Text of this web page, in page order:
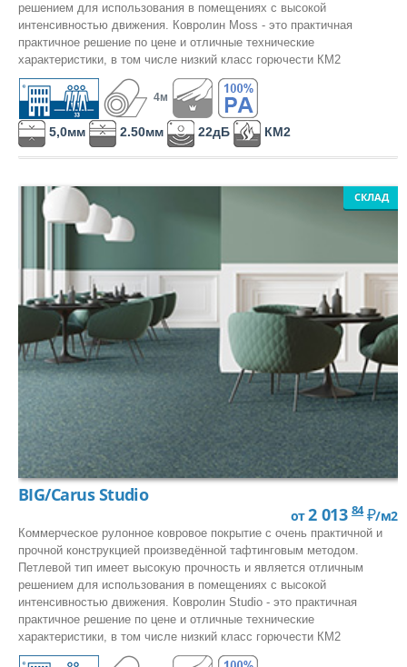
решением для использования в помещениях с высокой
интенсивностью движения. Ковролин Moss - это практичная
практичное решение по цене и отличные технические
характеристики, в том числе низкий класс горючести КМ2
4м
5,0мм 2.50мм 22дБ КМ2
СКЛАД
BIG/Carus Studio
от2 013 84 ₽/м2
Коммерческое рулонное ковровое покрытие с очень практичной и
прочной конструкцией произведённой тафтинговым методом.
Петлевой тип имеет высокую прочность и является отличным
решением для использования в помещениях с высокой
интенсивностью движения. Ковролин Studio - это практичная
практичное решение по цене и отличные технические
характеристики, в том числе низкий класс горючести КМ2